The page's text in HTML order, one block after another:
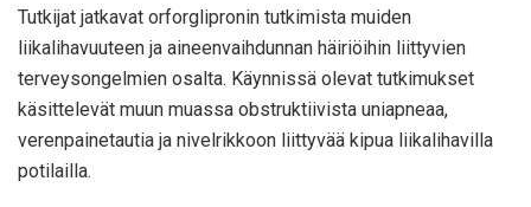
Tutkijat jatkavat orforglipronin tutkimista muiden
liikalihavuuteen ja aineenvaihdunnan häiriöihin liittyvien
terveysongelmien osalta. Käynnissä olevat tutkimukset
käsittelevät muun muassa obstruktiivista uniapneaa,
verenpainetautia ja nivelrikkoon liittyvää kipua liikalihavilla
potilailla.